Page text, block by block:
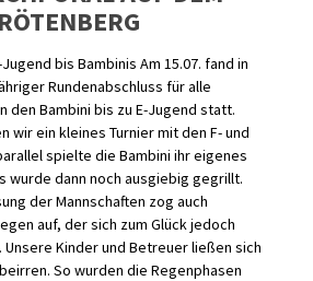
RÖTENBERG
bis Bambinis Am 15.07. fand in
Rundenabschluss für alle
den Bambini bis zu E-Jugend statt.
wir ein kleines Turnier mit den F- und
spielte die Bambini ihr eigenes
wurde dann noch ausgiebig gegrillt.
der Mannschaften zog auch
auf, der sich zum Glück jedoch
Unsere Kinder und Betreuer ließen sich
So wurden die Regenphasen